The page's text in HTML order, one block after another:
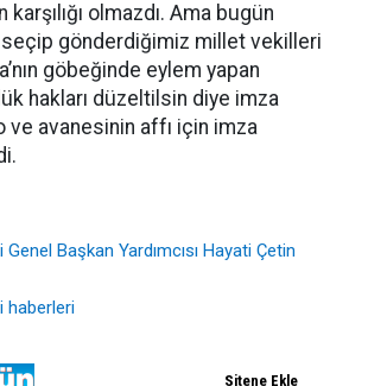
karşılığı olmazdı. Ama bugün
gönderdiğimiz millet vekilleri
göbeğinde eylem yapan
hakları düzeltilsin diye imza
ve avanesinin affı için imza
Başkan Yardımcısı Hayati Çetin
haberleri